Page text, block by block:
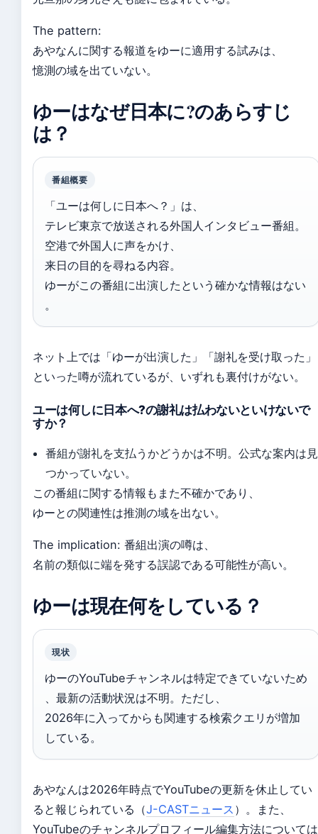
The pattern:
あやなんに関する報道をゆーに適用する試みは、
憶測の域を出ていない。
ゆーはなぜ日本に?のあらすじ
は？
番組概要
「ユーは何しに日本へ？」は、
テレビ東京で放送される外国人インタビュー番組。
空港で外国人に声をかけ、
来日の目的を尋ねる内容。
ゆーがこの番組に出演したという確かな情報はない
。
ネット上では「ゆーが出演した」「謝礼を受け取った」
といった噂が流れているが、いずれも裏付けがない。
ユーは何しに日本へ?の謝礼は払わないといけないで
すか？
番組が謝礼を支払うかどうかは不明。公式な案内は見
つかっていない。
この番組に関する情報もまた不確かであり、
ゆーとの関連性は推測の域を出ない。
The implication: 番組出演の噂は、
名前の類似に端を発する誤認である可能性が高い。
ゆーは現在何をしている？
現状
ゆーのYouTubeチャンネルは特定できていないため
、最新の活動状況は不明。ただし、
2026年に入ってからも関連する検索クエリが増加
している。
あやなんは2026年時点でYouTubeの更新を休止してい
ると報じられている（J-CASTニュース ）。また、
YouTubeのチャンネルプロフィール編集方法については